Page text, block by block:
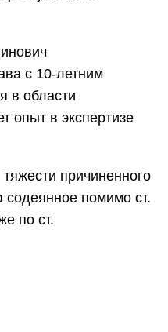
с 10-летним
в области
опыт в экспертизе
причиненного
помимо ст.
по ст.